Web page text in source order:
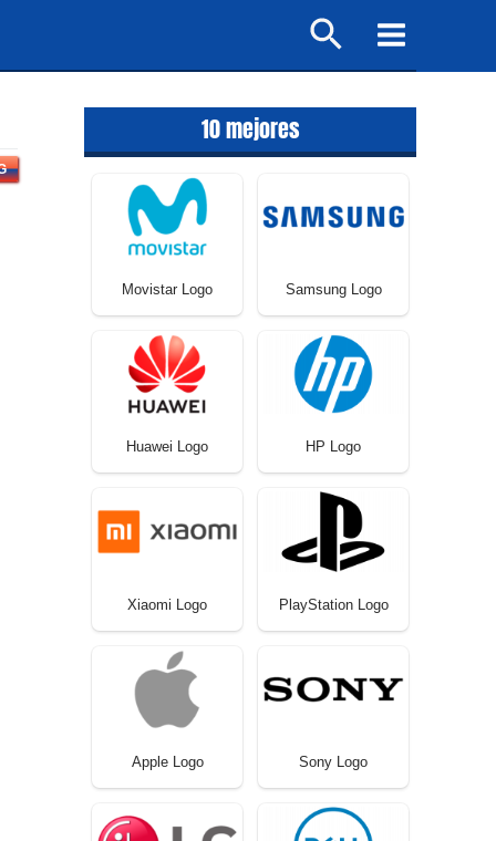
Buscar
Main
Menu
10 mejores
Movistar Logo Samsung Logo
Huawei Logo HP Logo
Xiaomi Logo PlayStation Logo
Apple Logo Sony Logo